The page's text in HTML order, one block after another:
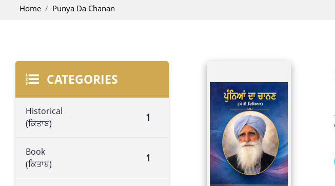
Home Punya Da Chanan
CATEGORIES
Historical
(ਕਿਤਾਬ)
1
Book
(ਕਿਤਾਬ)
1